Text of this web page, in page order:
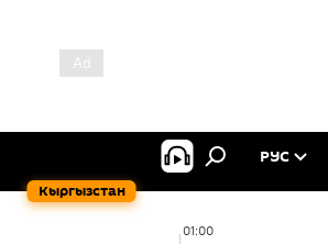
Кыргызстан
РУС
01:00